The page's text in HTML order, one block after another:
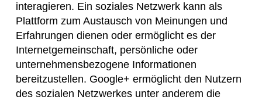
interagieren. Ein soziales Netzwerk kann als
Plattform zum Austausch von Meinungen und
Erfahrungen dienen oder ermöglicht es der
Internetgemeinschaft, persönliche oder
unternehmensbezogene Informationen
bereitzustellen. Google+ ermöglicht den Nutzern
des sozialen Netzwerkes unter anderem die